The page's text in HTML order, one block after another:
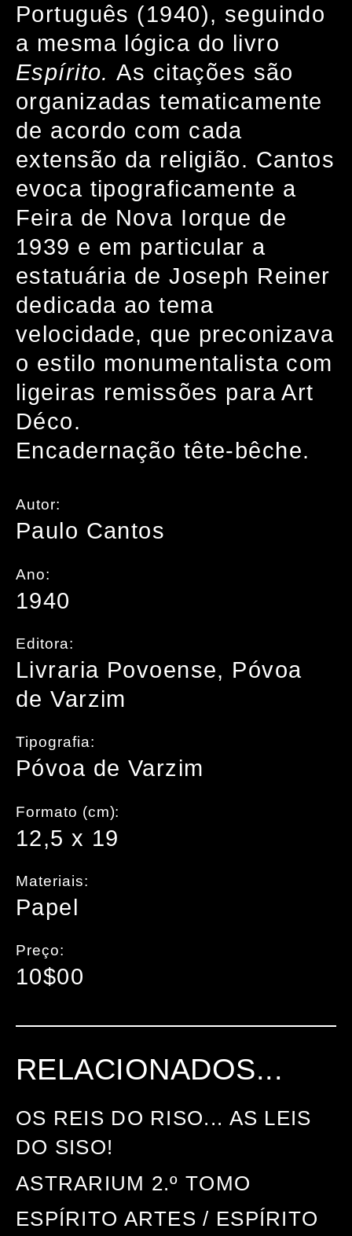
Português (1940), seguindo
a mesma lógica do livro
Espírito.As citações são
organizadas tematicamente
de acordo com cada
extensão da religião. Cantos
evoca tipograficamente a
Feira de Nova Iorque de
1939 e em particular a
estatuária de Joseph Reiner
dedicada ao tema
velocidade, que preconizava
o estilo monumentalista com
ligeiras remissões para Art
Déco.
Encadernação tête-bêche.
Autor:
Paulo Cantos
Ano:
1940
Editora:
Livraria Povoense, Póvoa
de Varzim
Tipografia:
Póvoa de Varzim
Formato (cm):
12,5 x 19
Materiais:
Papel
Preço:
10$00
RELACIONADOS...
OS REIS DO RISO... AS LEIS
DO SISO!
ASTRARIUM 2.º TOMO
ESPÍRITO ARTES / ESPÍRITO